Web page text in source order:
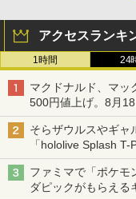
アクセスランキ
1時間 24
マクドナルド、マッ
500円値上げ。8月
そらザウルスやギャ
「hololive Splash
ライン販売開始
ファミマで「ポケモ
ダピックがもらえる